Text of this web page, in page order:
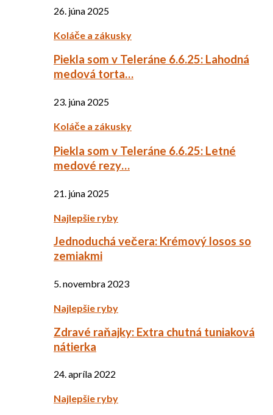
26. júna 2025
Koláče a zákusky
Piekla som v Teleráne 6.6.25: Lahodná
medová torta…
23. júna 2025
Koláče a zákusky
Piekla som v Teleráne 6.6.25: Letné
medové rezy…
21. júna 2025
Najlepšie ryby
Jednoduchá večera: Krémový losos so
zemiakmi
5. novembra 2023
Najlepšie ryby
Zdravé raňajky: Extra chutná tuniaková
nátierka
24. apríla 2022
Najlepšie ryby